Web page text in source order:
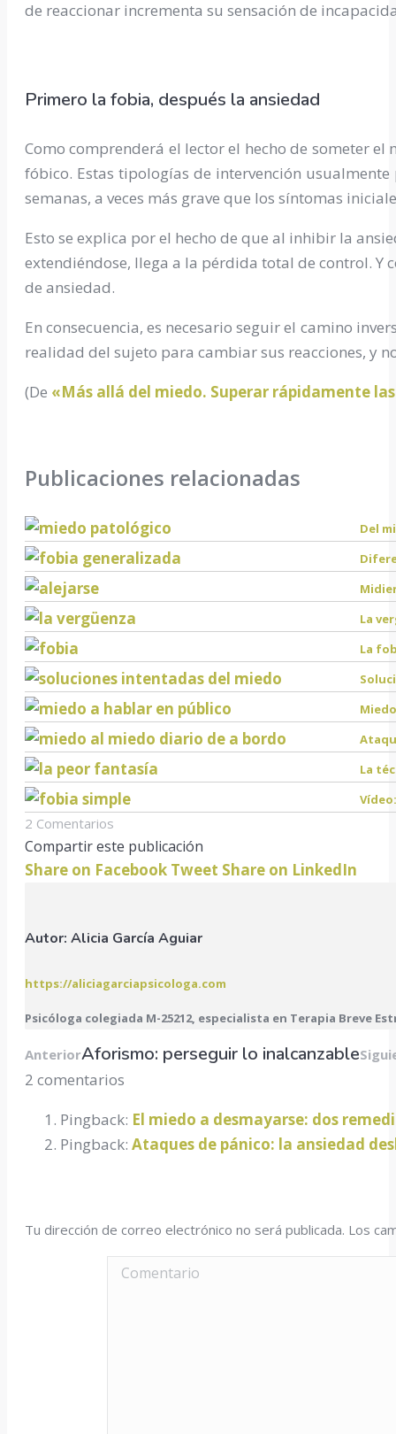
de reaccionar incrementa su sensación de
Primero la fobia, después la ansiedad
Como comprenderá el lector el hecho de someter
fóbico. Estas tipologías de intervención
semanas, a veces más grave que los síntomas
Esto se explica por el hecho de que al inhibir la
extendiéndose, llega a la pérdida total de control. Y
de ansiedad.
En consecuencia, es necesario seguir el camino
realidad del sujeto para cambiar sus reacciones, y
(De «Más allá del miedo. Superar rápidamente
Publicaciones relacionadas
Del
La
La
La
2 Comentarios
Compartir este publicación
Share on FacebookShare
Tweet Share
Share on LinkedIn
Autor: Alicia García Aguiar
https://aliciagarciapsicologa.com
Psicóloga colegiada M-25212, especialista en Terapia Breve
Navegación
entre
publicaciones
AnteriorPublicación
anterior:
Aforismo: perseguir lo inalcanzable
2 comentarios
Pingback: El miedo a desmayarse: dos
Pingback: Ataques de pánico: la ansiedad
Tu dirección de correo electrónico no será publicada. Los